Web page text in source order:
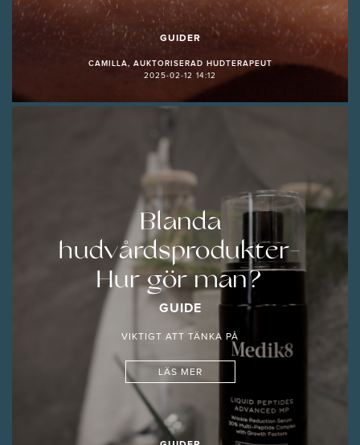
GUIDER
CAMILLA, AUKTORISERAD HUDTERAPEUT
2025-02-12 14:12
Blanda
hudvårdsprodukter-
Hur gör man?
GUIDE
VIKTIGT ATT TÄNKA PÅ
LÄS MER